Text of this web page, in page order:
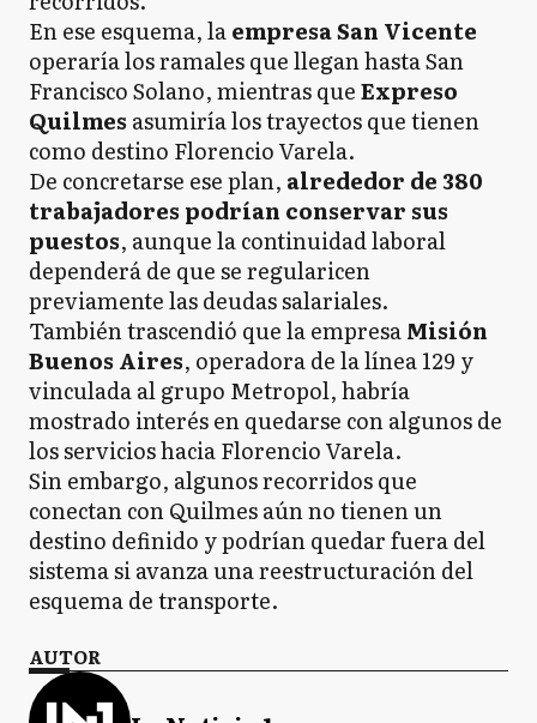
En ese esquema, laempresa San Vicente
operaría los ramales que llegan hasta San
Francisco Solano, mientras queExpreso
Quilmes asumiría los trayectos que tienen
como destino Florencio Varela.
De concretarse ese plan, alrededor de 380
trabajadores podrían conservar sus
puestos, aunque la continuidad laboral
dependerá de que se regularicen
previamente las deudas salariales.
También trascendió que la empresaMisión
Buenos Aires, operadora de la línea 129 y
vinculada al grupo Metropol, habría
mostrado interés en quedarse con algunos de
los servicios hacia Florencio Varela.
Sin embargo, algunos recorridos que
conectan con Quilmes aún no tienen un
destino definido y podrían quedar fuera del
sistema si avanza una reestructuración del
esquema de transporte.
AUTOR